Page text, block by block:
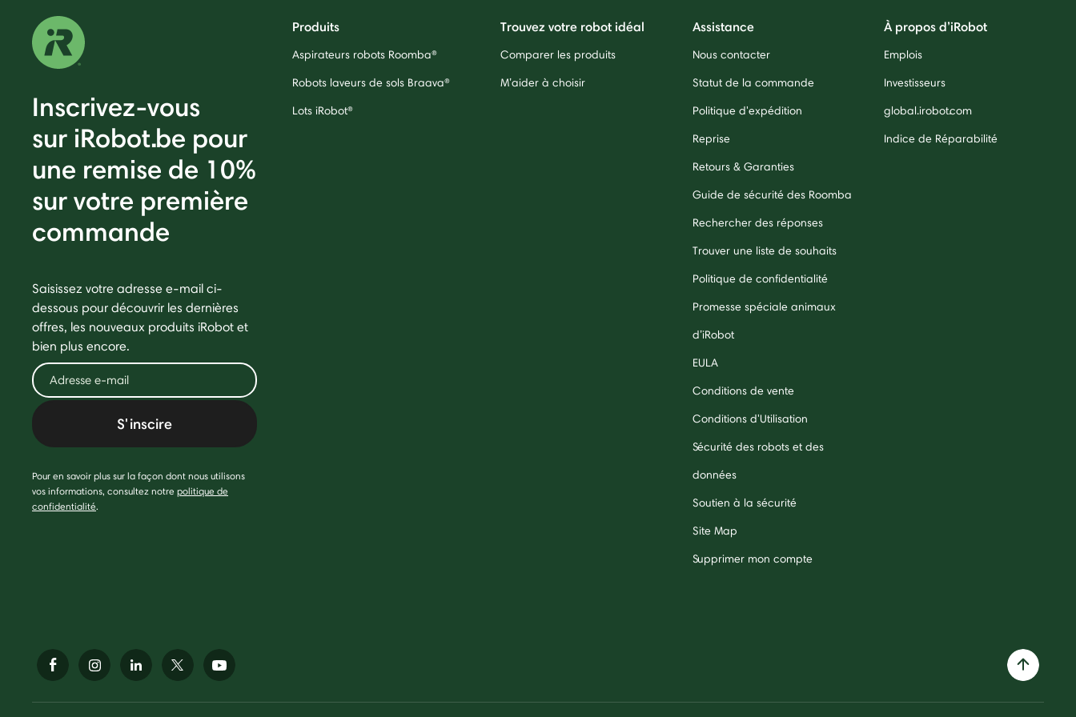
Inscrivez-vous
sur iRobot.be pour
une remise de 10%
sur votre première
commande
Saisissez votre adresse e-mail ci-
dessous pour découvrir les dernières
offres, les nouveaux produits iRobot et
bien plus encore.
S'inscire
Pour en savoir plus sur la façon dont nous utilisons
vos informations, consultez notre politique de
confidentialité.
Produits
Aspirateurs robots Roomba®
Robots laveurs de sols Braava®
Lots iRobot®
Trouvez votre robot idéal
Comparer les produits
M’aider à choisir
Assistance
Nous contacter
Statut de la commande
Politique d'expédition
Reprise
Retours & Garanties
Guide de sécurité des Roomba
Rechercher des réponses
Trouver une liste de souhaits
Politique de confidentialité
Promesse spéciale animaux
d’iRobot
EULA
Conditions de vente
Conditions d'Utilisation
Sécurité des robots et des
données
Soutien à la sécurité
Site Map
Supprimer mon compte
À propos d’iRobot
Emplois
Investisseurs
global.irobot.com
Indice de Réparabilité